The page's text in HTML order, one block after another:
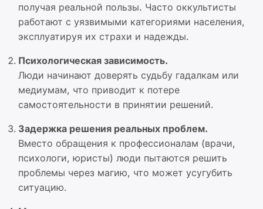
получая реальной пользы. Часто оккультисты
работают с уязвимыми категориями населения,
эксплуатируя их страхи и надежды.
Психологическая зависимость.
Люди начинают доверять судьбу гадалкам или
медиумам, что приводит к потере
самостоятельности в принятии решений.
Задержка решения реальных проблем.
Вместо обращения к профессионалам (врачи,
психологи, юристы) люди пытаются решить
проблемы через магию, что может усугубить
ситуацию.